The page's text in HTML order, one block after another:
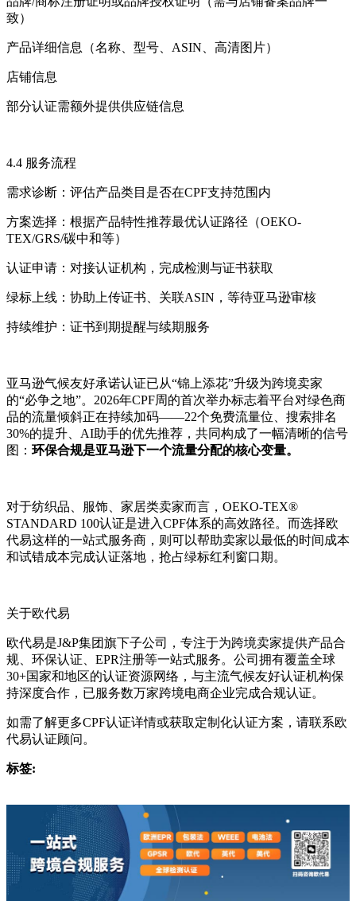
致）
产品详细信息（名称、型号、ASIN、高清图片）
店铺信息
部分认证需额外提供供应链信息
4.4 服务流程
需求诊断：评估产品类目是否在CPF支持范围内
方案选择：根据产品特性推荐最优认证路径（OEKO-
TEX/GRS/碳中和等）
认证申请：对接认证机构，完成检测与证书获取
绿标上线：协助上传证书、关联ASIN，等待亚马逊审核
持续维护：证书到期提醒与续期服务
亚马逊气候友好承诺认证已从“锦上添花”升级为跨境卖家
的“必争之地”。2026年CPF周的首次举办标志着平台对绿色商
品的流量倾斜正在持续加码——22个免费流量位、搜索排名
30%的提升、AI助手的优先推荐，共同构成了一幅清晰的信号
图： 环保合规是亚马逊下一个流量分配的核心变量。
对于纺织品、服饰、家居类卖家而言，OEKO-TEX®
STANDARD 100认证是进入CPF体系的高效路径。而选择欧
代易这样的一站式服务商，则可以帮助卖家以最低的时间成本
和试错成本完成认证落地，抢占绿标红利窗口期。
关于欧代易
欧代易是J&P集团旗下子公司，专注于为跨境卖家提供产品合
规、环保认证、EPR注册等一站式服务。公司拥有覆盖全球
30+国家和地区的认证资源网络，与主流气候友好认证机构保
持深度合作，已服务数万家跨境电商企业完成合规认证。
如需了解更多CPF认证详情或获取定制化认证方案，请联系欧
代易认证顾问。
标签: